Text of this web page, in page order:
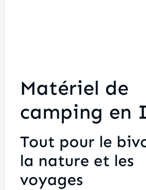
Matériel de
camping en
Tout pour le
la nature et les
voyages